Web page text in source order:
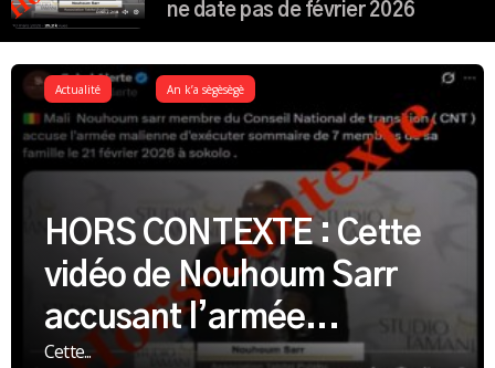
ne date pas de février 2026
Actualité An k’a sègèsègè
HORS CONTEXTE : Cette
vidéo de Nouhoum Sarr
accusant l’armée...
Cette...